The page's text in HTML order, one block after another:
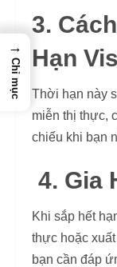
3.
Hạn
Thời hạn này
miễn thị thực,
chiếu khi bạn
4. Gia
Khi sắp hết
thực hoặc
bạn cần đáp
→
Chỉ mục